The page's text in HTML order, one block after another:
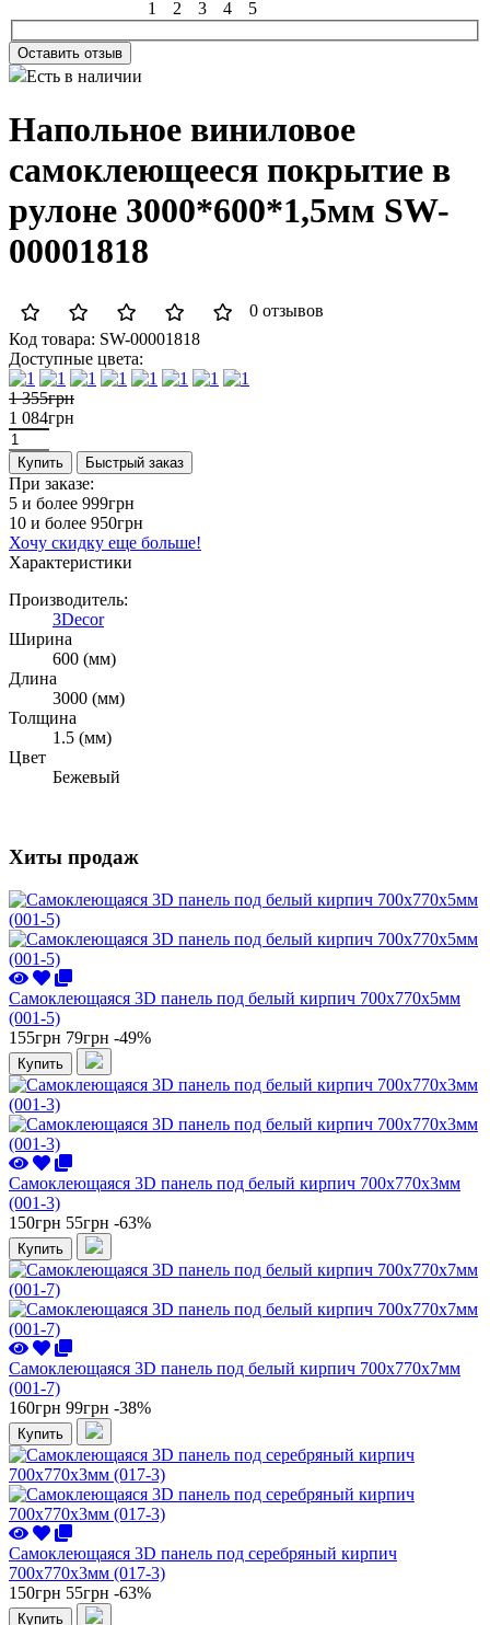
1 2 3 4 5
Оставить отзыв
Есть в наличии
Напольное виниловое
самоклеющееся покрытие в
рулоне 3000*600*1,5мм SW-
00001818
0 отзывов
Код товара: SW-00001818
Доступные цвета:
1 355грн
1 084грн
Купить Быстрый заказ
При заказе:
5 и более 999грн
10 и более 950грн
Хочу скидку еще больше!
Характеристики
Производитель:
3Decor
Ширина
600 (мм)
Длина
3000 (мм)
Толщина
1.5 (мм)
Цвет
Бежевый
Хиты продаж
Самоклеющаяся 3D панель под белый кирпич 700x770x5мм
(001-5)
155грн 79грн -49%
Купить
Самоклеющаяся 3D панель под белый кирпич 700x770x3мм
(001-3)
150грн 55грн -63%
Купить
Самоклеющаяся 3D панель под белый кирпич 700x770x7мм
(001-7)
160грн 99грн -38%
Купить
Самоклеющаяся 3D панель под серебряный кирпич
700x770x3мм (017-3)
150грн 55грн -63%
Купить